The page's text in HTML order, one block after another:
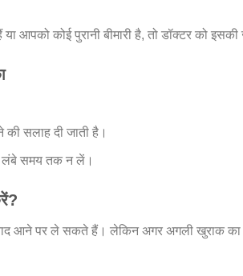
आपको कोई पुरानी बीमारी है, तो डॉक्टर को इसकी
सलाह दी जाती है।
लंबे समय तक न लें।
आने पर ले सकते हैं। लेकिन अगर अगली खुराक का